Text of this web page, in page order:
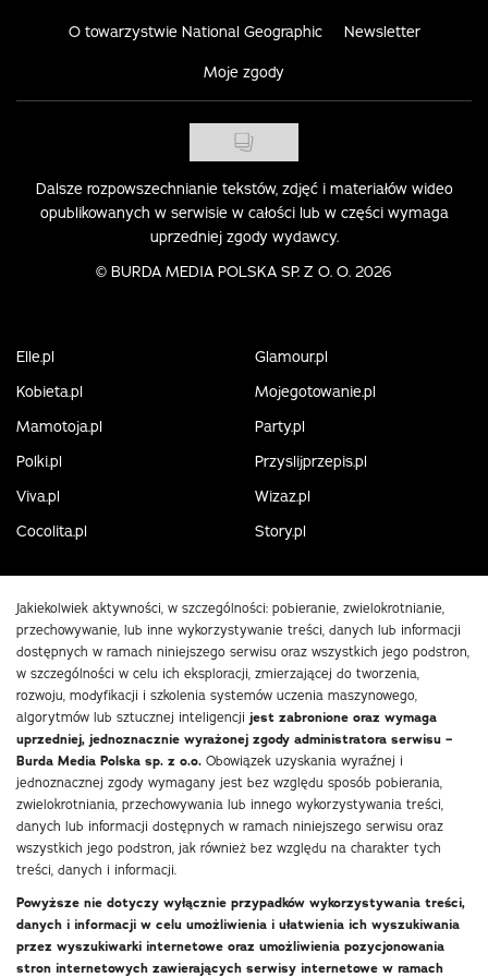
O towarzystwie National Geographic Newsletter
Moje zgody
Dalsze rozpowszechnianie tekstów, zdjęć i materiałów wideo
opublikowanych w serwisie w całości lub w części wymaga
uprzedniej zgody wydawcy.
© BURDA MEDIA POLSKA SP. Z O. O. 2026
Elle.pl
Glamour.pl
Kobieta.pl
Mojegotowanie.pl
Mamotoja.pl
Party.pl
Polki.pl
Przyslijprzepis.pl
Viva.pl
Wizaz.pl
Cocolita.pl
Story.pl
Jakiekolwiek aktywności, w szczególności: pobieranie, zwielokrotnianie,
przechowywanie, lub inne wykorzystywanie treści, danych lub informacji
dostępnych w ramach niniejszego serwisu oraz wszystkich jego podstron,
w szczególności w celu ich eksploracji, zmierzającej do tworzenia,
rozwoju, modyfikacji i szkolenia systemów uczenia maszynowego,
algorytmów lub sztucznej inteligencji jest zabronione oraz wymaga
uprzedniej, jednoznacznie wyrażonej zgody administratora serwisu –
Burda Media Polska sp. z o.o. Obowiązek uzyskania wyraźnej i
jednoznacznej zgody wymagany jest bez względu sposób pobierania,
zwielokrotniania, przechowywania lub innego wykorzystywania treści,
danych lub informacji dostępnych w ramach niniejszego serwisu oraz
wszystkich jego podstron, jak również bez względu na charakter tych
treści, danych i informacji.
Powyższe nie dotyczy wyłącznie przypadków wykorzystywania treści,
danych i informacji w celu umożliwienia i ułatwienia ich wyszukiwania
przez wyszukiwarki internetowe oraz umożliwienia pozycjonowania
stron internetowych zawierających serwisy internetowe w ramach